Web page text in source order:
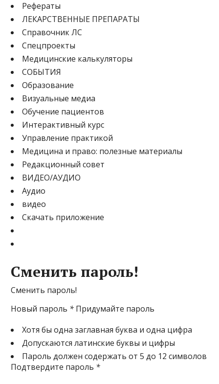
Рефераты
ЛЕКАРСТВЕННЫЕ ПРЕПАРАТЫ
Cправочник ЛС
Спецпроекты
Медицинские калькуляторы
СОБЫТИЯ
Образование
Визуальные медиа
Обучение пациентов
Интерактивный курс
Управление практикой
Медицина и право: полезные материалы
Редакционный совет
ВИДЕО/АУДИО
Аудио
видео
Скачать приложение
Сменить пароль!
Сменить пароль!
Новый пароль * Придумайте пароль
Хотя бы одна заглавная буква и одна цифра
Допускаются латинские буквы и цифры
Пароль должен содержать от 5 до 12 символов
Подтвердите пароль *